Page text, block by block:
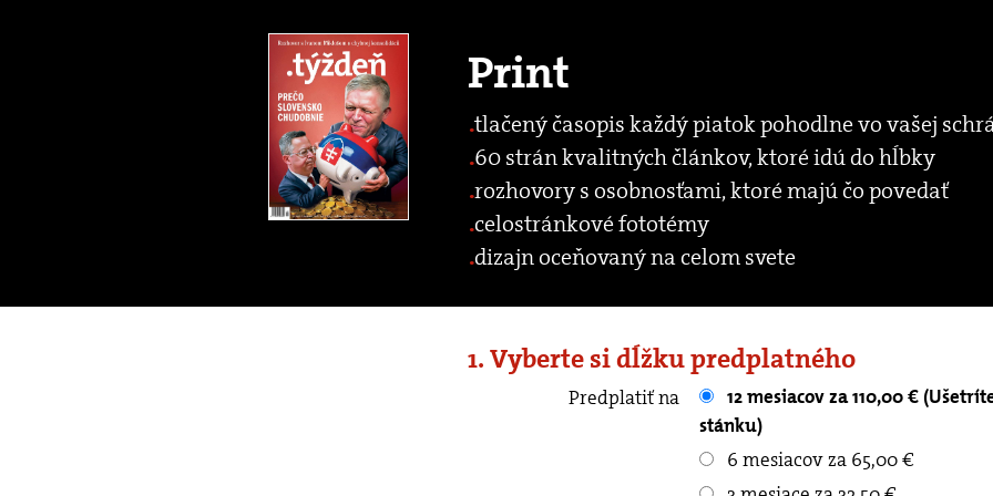
Print
tlačený časopis každý piatok pohodlne vo vašej
60 strán kvalitných článkov, ktoré idú do hĺbky
rozhovory s osobnosťami, ktoré majú čo povedať
celostránkové fototémy
dizajn oceňovaný na celom svete
1. Vyberte si dĺžku predplatného
Predplatiť na
12 mesiacov za 110,00 € (Ušetríte až 90.40 € oproti kupovaniu v
stánku)
6 mesiacov za 65,00 €